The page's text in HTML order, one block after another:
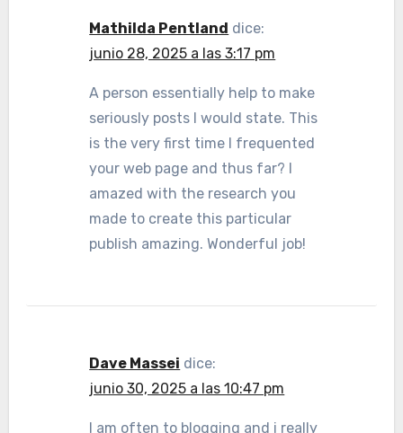
Mathilda Pentland dice:
junio 28, 2025 a las 3:17 pm
A person essentially help to make
seriously posts I would state. This
is the very first time I frequented
your web page and thus far? I
amazed with the research you
made to create this particular
publish amazing. Wonderful job!
Dave Massei dice:
junio 30, 2025 a las 10:47 pm
I am often to blogging and i really